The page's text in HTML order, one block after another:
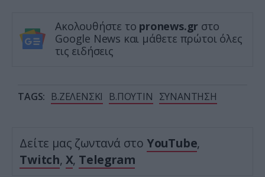
Ακολουθήστε το pronews.gr στο
Google News και μάθετε πρώτοι όλες
τις ειδήσεις
TAGS: Β.ΖΕΛΕΝΣΚΙ Β.ΠΟΥΤΙΝ ΣΥΝΑΝΤΗΣΗ
Δείτε μας ζωντανά στο YouTube,
Twitch, X, Telegram